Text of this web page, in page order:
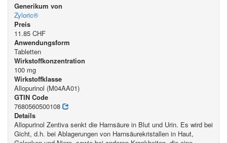
Generikum von
Zyloric®
Preis
11.85 CHF
Anwendungsform
Tabletten
Wirkstoffkonzentration
100 mg
Wirkstoffklasse
Allopurinol (M04AA01)
GTIN Code
7680560500108
Details
Allopurinol Zentiva senkt die Harnsäure in Blut und Urin. Es wird bei
Gicht, d.h. bei Ablagerungen von Harnsäurekristallen in Haut,